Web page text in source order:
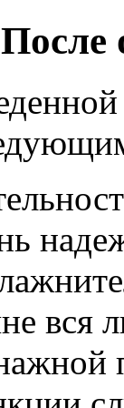
После
вся